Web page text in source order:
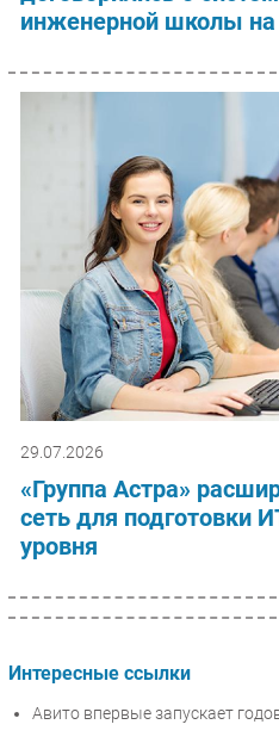
инженерной школы на
29.07.2026
«Группа Астра»
сеть для подготовки
уровня
Интересные ссылки
Авито впервые запускает